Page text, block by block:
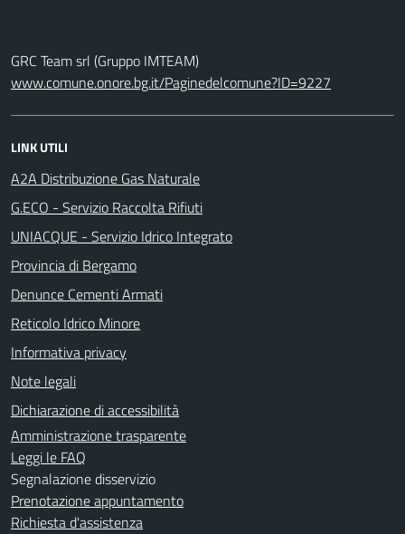
GRC Team srl (Gruppo IMTEAM)
www.comune.onore.bg.it/Paginedelcomune?ID=9227
LINK UTILI
A2A Distribuzione Gas Naturale
G.ECO - Servizio Raccolta Rifiuti
UNIACQUE - Servizio Idrico Integrato
Provincia di Bergamo
Denunce Cementi Armati
Reticolo Idrico Minore
Informativa privacy
Note legali
Dichiarazione di accessibilità
Amministrazione trasparente
Leggi le FAQ
Segnalazione disservizio
Prenotazione appuntamento
Richiesta d'assistenza